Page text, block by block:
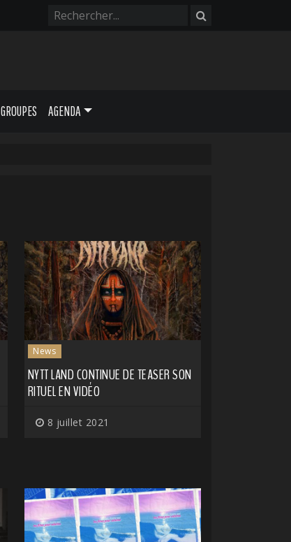
GROUPES AGENDA
News
NYTT LAND CONTINUE DE TEASER SON
RITUEL EN VIDÉO
8 juillet 2021